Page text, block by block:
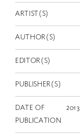
JP
EN
ARTIST(S)
AUTHOR(S)
EDITOR(S)
PUBLISHER(S)
DATE OF
PUBLICATION
2013